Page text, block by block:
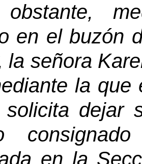
en el buzón
la señora
la que
solicita dejar
en la